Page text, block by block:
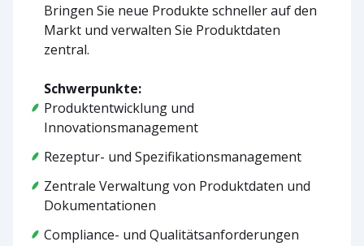
Bringen Sie neue Produkte schneller auf den
Markt und verwalten Sie Produktdaten
zentral.
Schwerpunkte:
Produktentwicklung und
Innovationsmanagement
Rezeptur- und Spezifikationsmanagement
Zentrale Verwaltung von Produktdaten und
Dokumentationen
Compliance- und Qualitätsanforderungen